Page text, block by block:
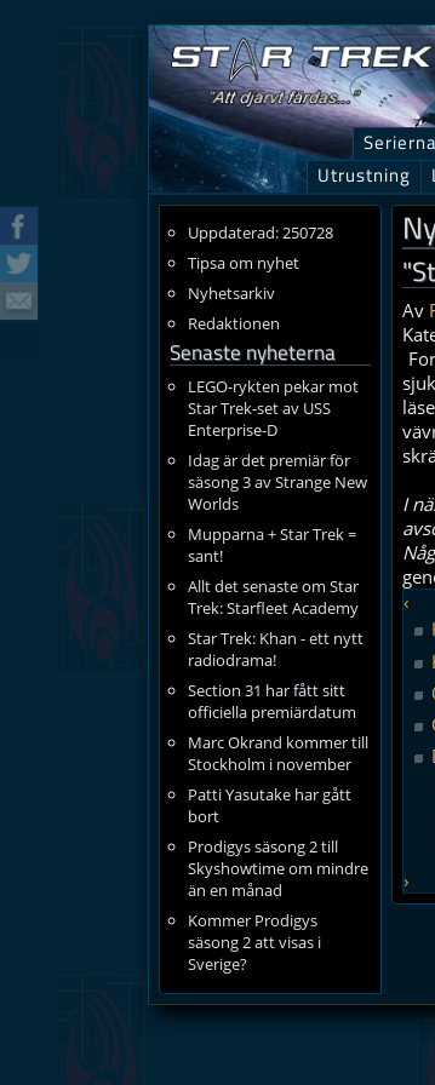
Uppdaterad: 250728
Tipsa om nyhet
Nyhetsarkiv
Redaktionen
Senaste nyheterna
LEGO-rykten pekar mot
Star Trek-set av USS
Enterprise-D
Idag är det premiär för
säsong 3 av Strange New
Worlds
Mupparna + Star Trek =
sant!
Allt det senaste om Star
Trek: Starfleet Academy
Star Trek: Khan - ett nytt
radiodrama!
Section 31 har fått sitt
officiella premiärdatum
Marc Okrand kommer till
Stockholm i november
Patti Yasutake har gått
bort
Prodigys säsong 2 till
Skyshowtime om mindre
än en månad
Kommer Prodigys
säsong 2 att visas i
Sverige?
Av
I
‹
›
Serierna
Utrustning